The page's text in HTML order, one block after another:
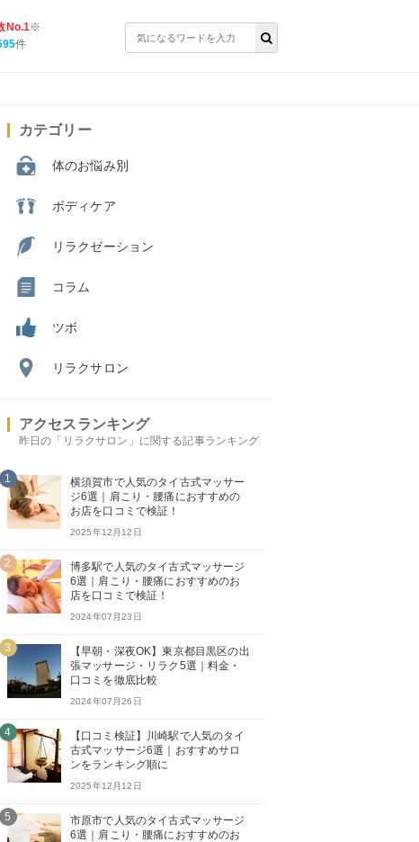
No.1※
件
カテゴリー
体のお悩み別
ボディケア
リラクゼーション
コラム
ツボ
リラクサロン
アクセスランキング
昨日の「リラクサロン」に関する記事ランキング
1
横須賀市で人気のタイ古式マッサー
ジ6選｜肩こり・腰痛におすすめの
お店を口コミで検証！
2025年12月12日
2
博多駅で人気のタイ古式マッサージ
6選｜肩こり・腰痛におすすめのお
店を口コミで検証！
2024年07月23日
3
【早朝・深夜OK】東京都目黒区の出
張マッサージ・リラク5選｜料金・
口コミを徹底比較
2024年07月26日
4
【口コミ検証】川崎駅で人気のタイ
古式マッサージ6選｜おすすめサロ
ンをランキング順に
2025年12月12日
5
市原市で人気のタイ古式マッサージ
6選｜肩こり・腰痛におすすめのお